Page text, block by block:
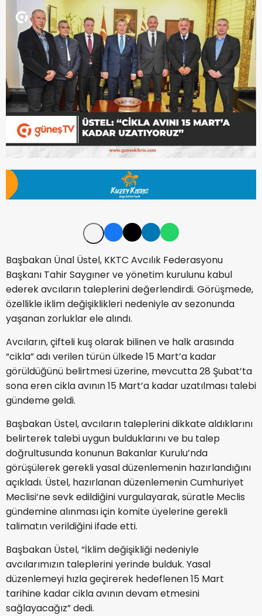
Başbakan Ünal Üstel, KKTC Avcılık Federasyonu
Başkanı Tahir Saygıner ve yönetim kurulunu kabul
ederek avcıların taleplerini değerlendirdi. Görüşmede,
özellikle iklim değişiklikleri nedeniyle av sezonunda
yaşanan zorluklar ele alındı.
Avcıların, çifteli kuş olarak bilinen ve halk arasında
“cikla” adı verilen türün ülkede 15 Mart’a kadar
görüldüğünü belirtmesi üzerine, mevcutta 28 Şubat’ta
sona eren cikla avının 15 Mart’a kadar uzatılması talebi
gündeme geldi.
Başbakan Üstel, avcıların taleplerini dikkate aldıklarını
belirterek talebi uygun bulduklarını ve bu talep
doğrultusunda konunun Bakanlar Kurulu’nda
görüşülerek gerekli yasal düzenlemenin hazırlandığını
açıkladı. Üstel, hazırlanan düzenlemenin Cumhuriyet
Meclisi’ne sevk edildiğini vurgulayarak, süratle Meclis
gündemine alınması için komite üyelerine gerekli
talimatın verildiğini ifade etti.
Başbakan Üstel, “İklim değişikliği nedeniyle
avcılarımızın taleplerini yerinde bulduk. Yasal
düzenlemeyi hızla geçirerek hedeflenen 15 Mart
tarihine kadar cikla avının devam etmesini
sağlayacağız” dedi.